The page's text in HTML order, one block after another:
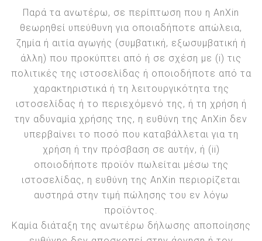
Παρά τα ανωτέρω, σε περίπτωση που η AnXin
θεωρηθεί υπεύθυνη για οποιαδήποτε απώλεια,
ζημία ή αιτία αγωγής (συμβατική, εξωσυμβατική ή
άλλη) που προκύπτει από ή σε σχέση με (i) τις
πολιτικές της ιστοσελίδας ή οποιοδήποτε από τα
χαρακτηριστικά ή τη λειτουργικότητα της
ιστοσελίδας ή το περιεχόμενό της, ή τη χρήση ή
την αδυναμία χρήσης της, η ευθύνη της AnXin δεν
υπερβαίνει το ποσό που καταβάλλεται για τη
χρήση ή την πρόσβαση σε αυτήν, ή (ii)
οποιοδήποτε προϊόν πωλείται μέσω της
ιστοσελίδας, η ευθύνη της AnXin περιορίζεται
αυστηρά στην τιμή πώλησης του εν λόγω
προϊόντος.
Καμία διάταξη της ανωτέρω δήλωσης αποποίησης